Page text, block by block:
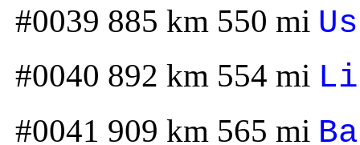
#0039 885 km 550 mi
#0040 892 km 554 mi
#0041 909 km 565 mi